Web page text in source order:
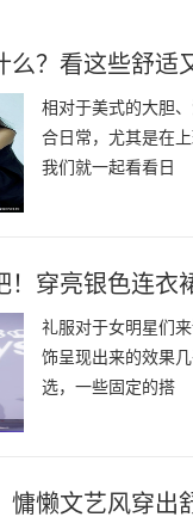
么？看这些舒
相对于美式的大胆
合日常，尤其是在
我们就一起看看日
！穿亮银色连衣
礼服对于女明星们
饰呈现出来的效果
选，一些固定的搭
慵懒文艺风穿出